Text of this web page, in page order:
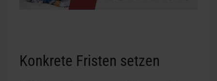
Konkrete Fristen setzen